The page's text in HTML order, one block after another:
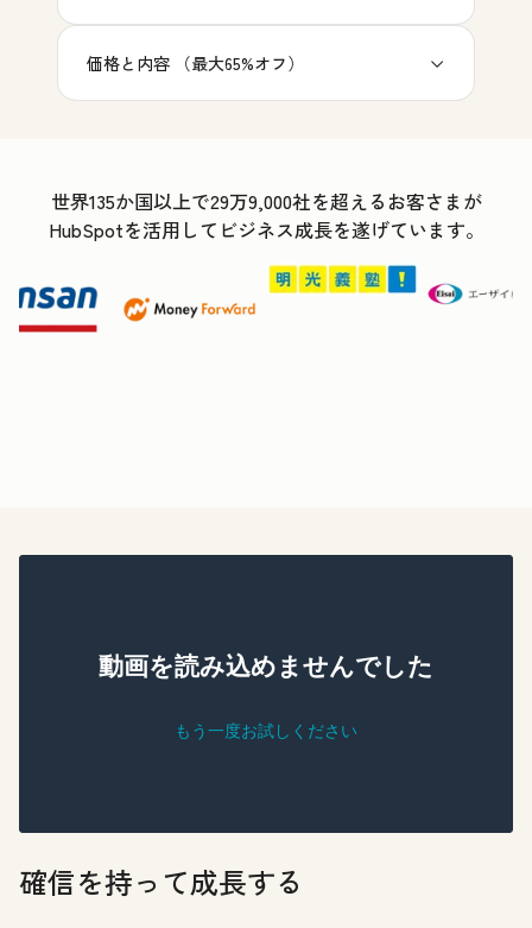
価格と内容 （最大65%オフ）
世界135か国以上で29万9,000社を超えるお客さまが
HubSpotを活用してビジネス成長を遂げています。
確信を持って成長する